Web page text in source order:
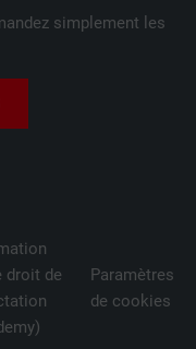
simplement les
droit de
Paramètres
de cookies
publicitaires, par
en temps réel